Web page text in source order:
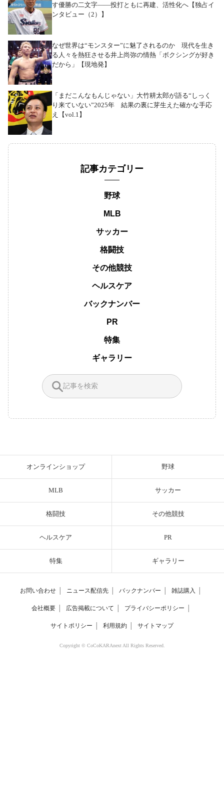
す優勝の二文字――投打ともに再建、活性化へ【独占イ
ンタビュー（2）】
なぜ世界は“モンスター”に魅了されるのか 現代を生き
る人々を熱狂させる井上尚弥の情熱「ボクシングが好き
だから」【現地発】
「まだこんなもんじゃない」大竹耕太郎が語る“しっく
り来ていない”2025年 結果の裏に芽生えた確かな手応
え【vol.1】
記事カテゴリー
野球
MLB
サッカー
格闘技
その他競技
ヘルスケア
バックナンバー
PR
特集
ギャラリー
オンラインショップ 野球
MLB サッカー
格闘技 その他競技
ヘルスケア PR
特集 ギャラリー
お問い合わせ ニュース配信先 バックナンバー 雑誌購入
会社概要 広告掲載について プライバシーポリシー
サイトポリシー 利用規約 サイトマップ
Copyright © CoCoKARAnext All Rights Reserved.